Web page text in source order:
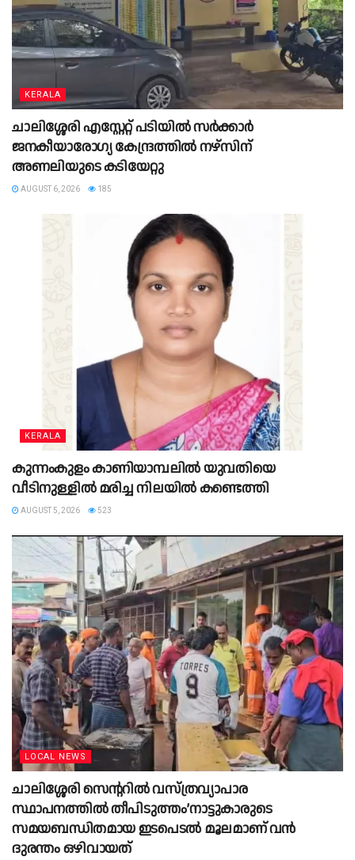
KERALA
ചാലിശ്ശേരി എസ്റ്റേറ്റ് പടിയില്‍ സര്‍ക്കാര്‍
ജനകീയാരോഗ്യ കേന്ദ്രത്തില്‍ നഴ്‌സിന്
അണലിയുടെ കടിയേറ്റു
AUGUST 6, 2026 185
KERALA
കുന്നംകുളം കാണിയാമ്പലിൽ യുവതിയെ
വീടിനുള്ളിൽ മരിച്ച നിലയിൽ കണ്ടെത്തി
AUGUST 5, 2026 523
LOCAL NEWS
ചാലിശ്ശേരി സെൻ്ററിൽ വസ്‌ത്രവ്യാപാര
സ്ഥാപനത്തിൽ തീപിടുത്തം’നാട്ടുകാരുടെ
സമയബന്ധിതമായ ഇടപെടൽ മൂലമാണ് വൻ
ദുരന്തം ഒഴിവായത്